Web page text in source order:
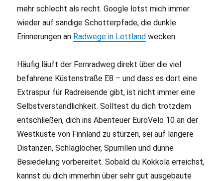
mehr schlecht als recht. Google lotst mich immer
wieder auf sandige Schotterpfade, die dunkle
Erinnerungen an Radwege in Lettland wecken.
Häufig läuft der Fernradweg direkt über die viel
befahrene Küstenstraße E8 – und dass es dort eine
Extraspur für Radreisende gibt, ist nicht immer eine
Selbstverständlichkeit. Solltest du dich trotzdem
entschließen, dich ins Abenteuer EuroVelo 10 an der
Westküste von Finnland zu stürzen, sei auf längere
Distanzen, Schlaglöcher, Spurrillen und dünne
Besiedelung vorbereitet. Sobald du Kokkola erreichst,
kannst du dich immerhin über sehr gut ausgebaute